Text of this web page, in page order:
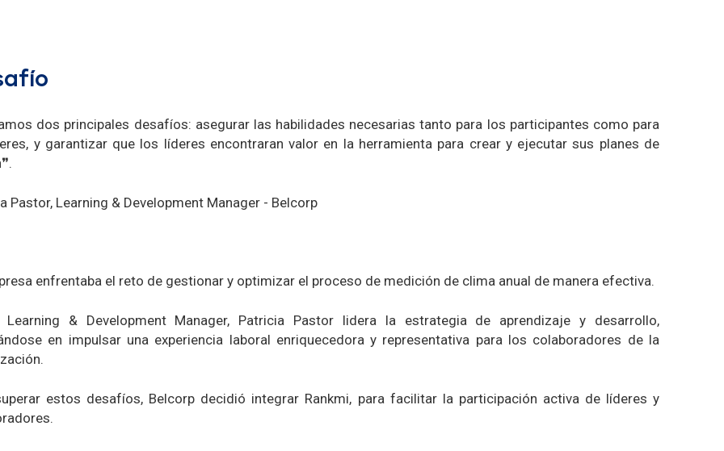
dos principales desafíos: asegurar las habilidades necesarias tanto para los participantes como para
y garantizar que los líderes encontraran valor en la herramienta para crear y ejecutar sus planes de
Pastor, Learning & Development Manager - Belcorp
enfrentaba el reto de gestionar y optimizar el proceso de medición de clima anual de manera efectiva.
Learning & Development Manager, Patricia Pastor lidera la estrategia de aprendizaje y desarrollo,
en impulsar una experiencia laboral enriquecedora y representativa para los colaboradores de la
estos desafíos, Belcorp decidió integrar Rankmi, para facilitar la participación activa de líderes y